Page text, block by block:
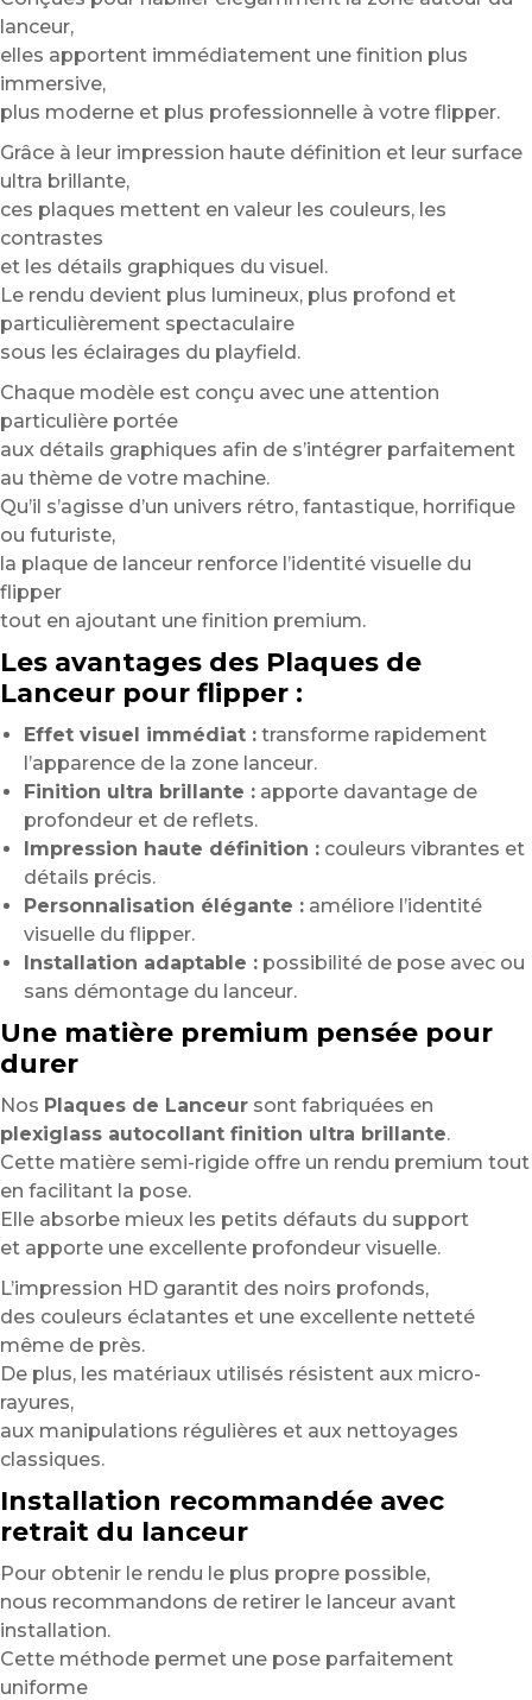
lanceur,
elles apportent immédiatement une finition plus
immersive,
plus moderne et plus professionnelle à votre flipper.
Grâce à leur impression haute définition et leur surface
ultra brillante,
ces plaques mettent en valeur les couleurs, les
contrastes
et les détails graphiques du visuel.
Le rendu devient plus lumineux, plus profond et
particulièrement spectaculaire
sous les éclairages du playfield.
Chaque modèle est conçu avec une attention
particulière portée
aux détails graphiques afin de s’intégrer parfaitement
au thème de votre machine.
Qu’il s’agisse d’un univers rétro, fantastique, horrifique
ou futuriste,
la plaque de lanceur renforce l’identité visuelle du
flipper
tout en ajoutant une finition premium.
Les avantages des Plaques de
Lanceur pour flipper :
Effet visuel immédiat : transforme rapidement
l’apparence de la zone lanceur.
Finition ultra brillante : apporte davantage de
profondeur et de reflets.
Impression haute définition : couleurs vibrantes et
détails précis.
Personnalisation élégante : améliore l’identité
visuelle du flipper.
Installation adaptable : possibilité de pose avec ou
sans démontage du lanceur.
Une matière premium pensée pour
durer
Nos Plaques de Lanceur sont fabriquées en
plexiglass autocollant finition ultra brillante.
Cette matière semi-rigide offre un rendu premium tout
en facilitant la pose.
Elle absorbe mieux les petits défauts du support
et apporte une excellente profondeur visuelle.
L’impression HD garantit des noirs profonds,
des couleurs éclatantes et une excellente netteté
même de près.
De plus, les matériaux utilisés résistent aux micro-
rayures,
aux manipulations régulières et aux nettoyages
classiques.
Installation recommandée avec
retrait du lanceur
Pour obtenir le rendu le plus propre possible,
nous recommandons de retirer le lanceur avant
installation.
Cette méthode permet une pose parfaitement
uniforme